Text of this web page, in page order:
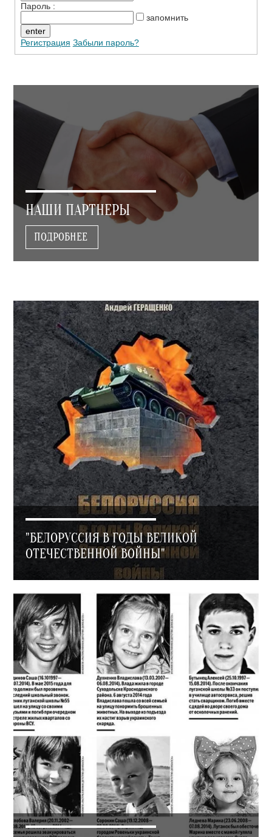
Пароль :
запомнить
Регистрация Забыли пароль?
НАШИ ПАРТНЕРЫ
ПОДРОБНЕЕ
"БЕЛОРУССИЯ В ГОДЫ ВЕЛИКОЙ
ОТЕЧЕСТВЕННОЙ ВОЙНЫ"